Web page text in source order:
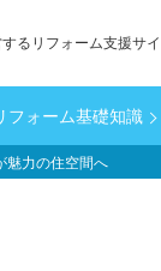
るリフォーム支援サ
フォーム基礎知識
魅力の住空間へ